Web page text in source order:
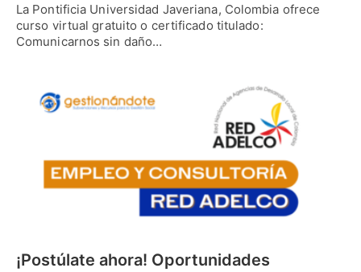
La Pontificia Universidad Javeriana, Colombia ofrece
curso virtual gratuito o certificado titulado:
Comunicarnos sin daño…
¡Postúlate ahora! Oportunidades